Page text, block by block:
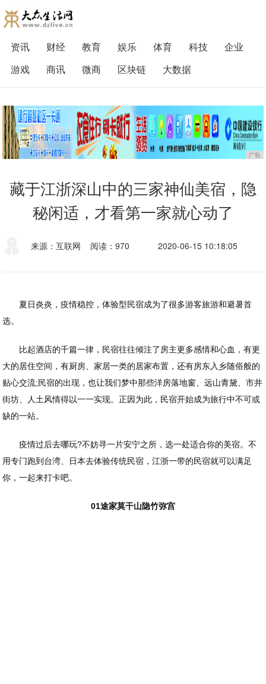
资讯 财经 教育 娱乐 体育 科技
企业
游戏
商讯 微商 区块链 大数据
广告
藏于江浙深山中的三家神仙美宿，隐
秘闲适，才看第一家就心动了
来源：互联网 阅读：970 2020-06-15 10:18:05
夏日炎炎，疫情稳控，体验型民宿成为了很多游客旅游和避暑首
选。
比起酒店的千篇一律，民宿往往倾注了房主更多感情和心血，有更
大的居住空间，有厨房、家居一类的居家布置，还有房东入乡随俗般的
贴心交流;民宿的出现，也让我们梦中那些洋房落地窗、远山青黛、市井
街坊、人土风情得以一一实现。正因为此，民宿开始成为旅行中不可或
缺的一站。
疫情过后去哪玩?不妨寻一片安宁之所，选一处适合你的美宿。不
用专门跑到台湾、日本去体验传统民宿，江浙一带的民宿就可以满足
你，一起来打卡吧。
01途家莫干山隐竹弥宫